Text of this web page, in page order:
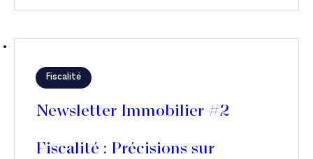
Fiscalité
Newsletter Immobilier #2
Fiscalité : Précisions sur